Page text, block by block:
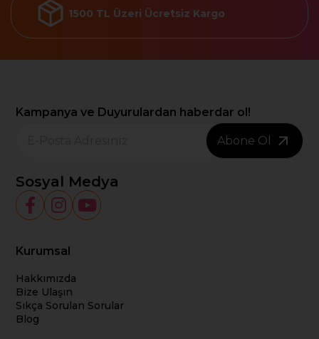
1500 TL Üzeri Ücretsiz Kargo
Kampanya ve Duyurulardan haberdar ol!
Abone Ol
Sosyal Medya
Kurumsal
Hakkımızda
Bize Ulaşın
Sıkça Sorulan Sorular
Blog